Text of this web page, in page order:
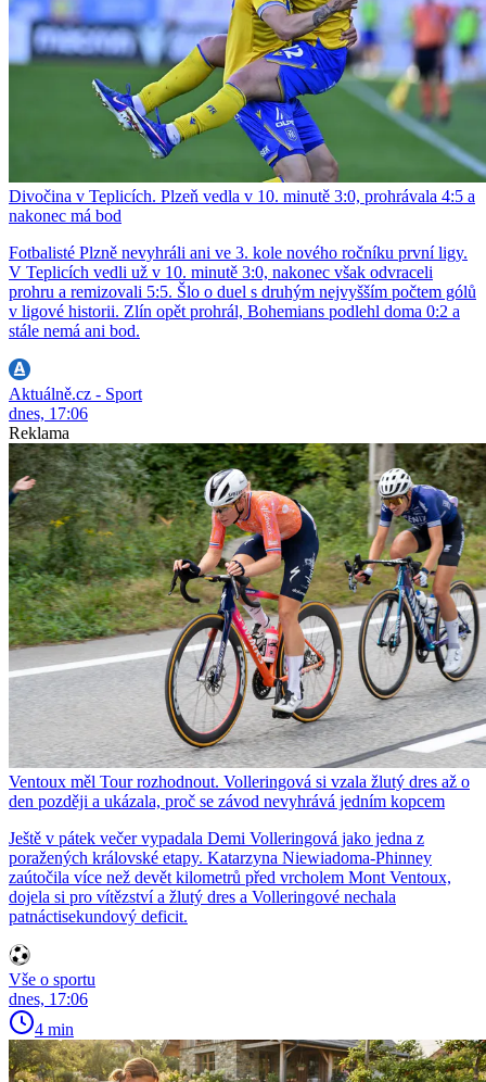
Divočina v Teplicích. Plzeň vedla v 10. minutě 3:0, prohrávala 4:5 a
nakonec má bod
Fotbalisté Plzně nevyhráli ani ve 3. kole nového ročníku první ligy.
V Teplicích vedli už v 10. minutě 3:0, nakonec však odvraceli
prohru a remizovali 5:5. Šlo o duel s druhým nejvyšším počtem gólů
v ligové historii. Zlín opět prohrál, Bohemians podlehl doma 0:2 a
stále nemá ani bod.
Aktuálně.cz - Sport
dnes, 17:06
Reklama
Ventoux měl Tour rozhodnout. Volleringová si vzala žlutý dres až o
den později a ukázala, proč se závod nevyhrává jedním kopcem
Ještě v pátek večer vypadala Demi Volleringová jako jedna z
poražených královské etapy. Katarzyna Niewiadoma-Phinney
zaútočila více než devět kilometrů před vrcholem Mont Ventoux,
dojela si pro vítězství a žlutý dres a Volleringové nechala
patnáctisekundový deficit.
Vše o sportu
dnes, 17:06
4 min